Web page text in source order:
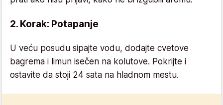
2. Korak: Potapanje
U veću posudu sipajte vodu, dodajte cvetove
bagrema i limun isečen na kolutove. Pokrijte i
ostavite da stoji 24 sata na hladnom mestu.